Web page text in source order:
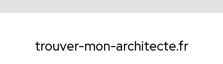
trouver-mon-architecte.fr